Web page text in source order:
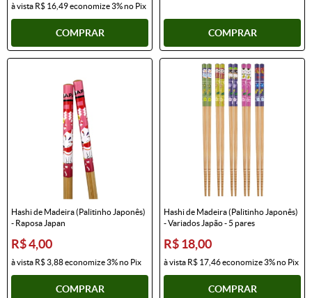
à vista R$ 16,49economize3%no Pix
COMPRAR COMPRAR
Hashi de Madeira (Palitinho Japonês)
- Raposa Japan
R$ 4,00
à vista R$ 3,88economize3%no Pix
COMPRAR
Hashi de Madeira (Palitinho Japonês)
- Variados Japão - 5 pares
R$ 18,00
à vista R$ 17,46economize3%no Pix
COMPRAR